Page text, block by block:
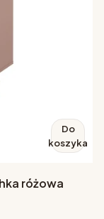
Do
koszyka
różowa